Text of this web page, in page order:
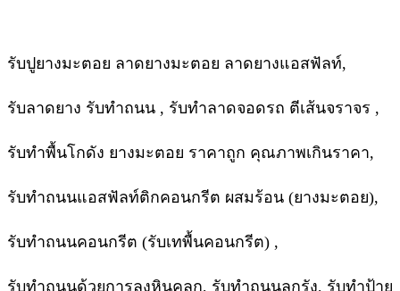
รับปูยางมะตอย ลาดยางมะตอย ลาดยางแอสฟัลท์,
รับลาดยาง รับทำถนน , รับทำลาดจอดรถ ตีเส้นจราจร ,
รับทำพื้นโกดัง ยางมะตอย ราคาถูก คุณภาพเกินราคา,
รับทำถนนแอสฟัลท์ติกคอนกรีต ผสมร้อน (ยางมะตอย),
รับทำถนนคอนกรีต (รับเทพื้นคอนกรีต) ,
รับทำถนนด้วยการลงหินคลุก, รับทำถนนลูกรัง, รับทำป้าย